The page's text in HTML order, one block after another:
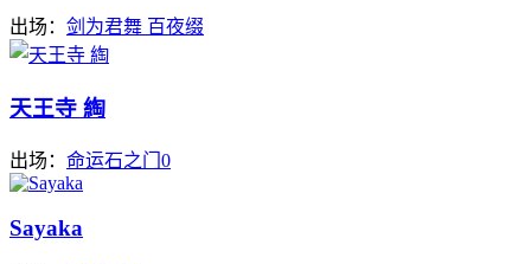
出场： 剑为君舞 百夜缀
天王寺 綯
出场： 命运石之门0
Sayaka